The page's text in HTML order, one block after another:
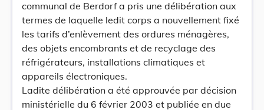
communal de Berdorf a pris une délibération aux
termes de laquelle ledit corps a nouvellement fixé
les tarifs d’enlèvement des ordures ménagères,
des objets encombrants et de recyclage des
réfrigérateurs, installations climatiques et
appareils électroniques.
Ladite délibération a été approuvée par décision
ministérielle du 6 février 2003 et publiée en due